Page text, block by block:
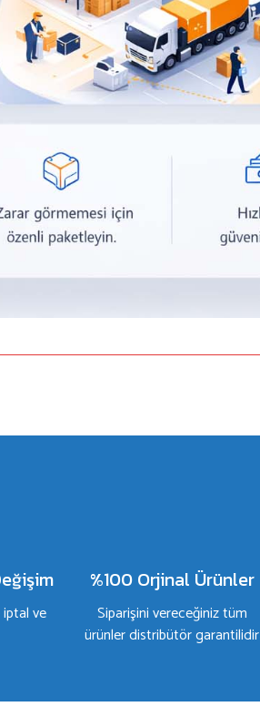
iptal ve
%100 Orjinal Ürünler
Siparişini vereceğiniz tüm
ürünler distribütör garantilidir